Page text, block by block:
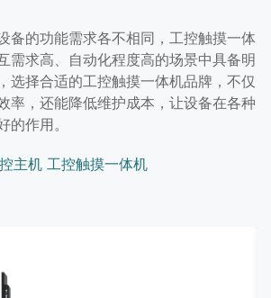
备的功能需求各不相同，工控触摸一体
需求高、自动化程度高的场景中具备明
选择合适的工控触摸一体机品牌，不仅
率，还能降低维护成本，让设备在各种
的作用。
主机 工控触摸一体机